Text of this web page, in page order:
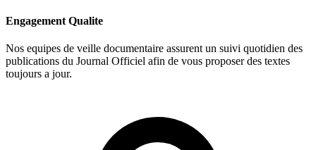
Engagement Qualite
Nos equipes de veille documentaire assurent un suivi quotidien des
publications du Journal Officiel afin de vous proposer des textes
toujours a jour.